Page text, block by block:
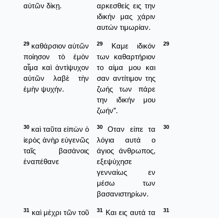
αὐτῶν δίκῃ.
αρκεσθείς εις την
ιδικήν μας χάριν
αυτών τιμωρίαν.
29 καθάρσιον αὐτῶν
ποίησον τὸ ἐμὸν
αἷμα καὶ ἀντίψυχον
αὐτῶν λαβὲ τὴν
ἐμὴν ψυχήν.
29
Καμε ιδικόν
των καθαρτήριον
το αίμα μου και
σαν αντίτιμον της
ζωής των πάρε
την ιδικήν μου
ζωήν”.
29
30 καὶ ταῦτα εἰπὼν ὁ
ἱερὸς ἀνὴρ εὐγενῶς
ταῖς βασάνοις
ἐναπέθανε
30
Οταν είπε τα
λόγια αυτά ο
άγιος άνθρωπος,
εξεψύχησε
γενναίως εν
μέσω των
βασανιστηρίων.
30
31 καὶ μέχρι τῶν τοῦ
31 Και εις αυτά τα
31